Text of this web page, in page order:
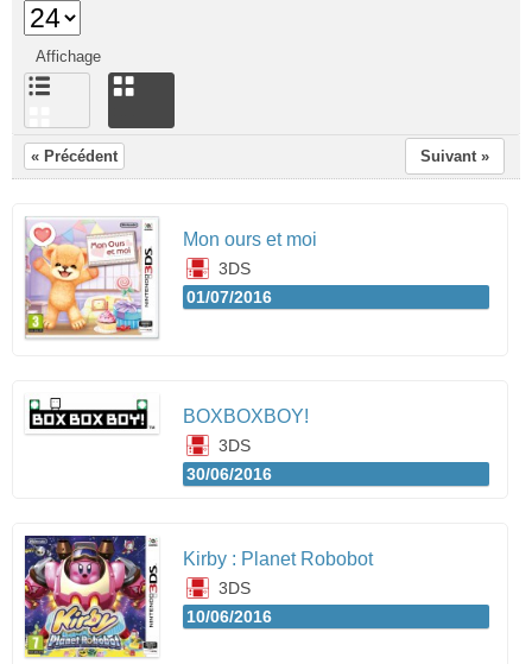
Affichage
« Précédent Suivant »
Mon ours et moi
3DS
01/07/2016
BOXBOXBOY!
3DS
30/06/2016
Kirby : Planet Robobot
3DS
10/06/2016